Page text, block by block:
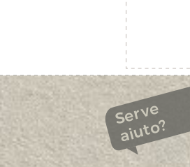
Serve
aiuto?